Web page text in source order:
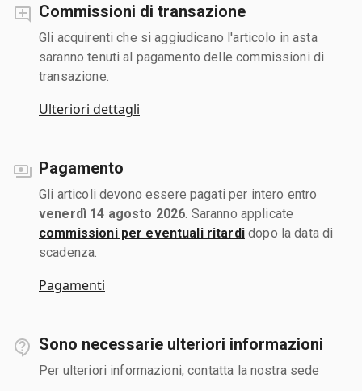
Commissioni di transazione
Gli acquirenti che si aggiudicano l'articolo in asta
saranno tenuti al pagamento delle commissioni di
transazione.
Ulteriori dettagli
Pagamento
Gli articoli devono essere pagati per intero entro
venerdì 14 agosto 2026 . Saranno applicate
commissioni per eventuali ritardidopo la data di
scadenza.
Pagamenti
Sono necessarie ulteriori informazioni
Per ulteriori informazioni, contatta la nostra sede